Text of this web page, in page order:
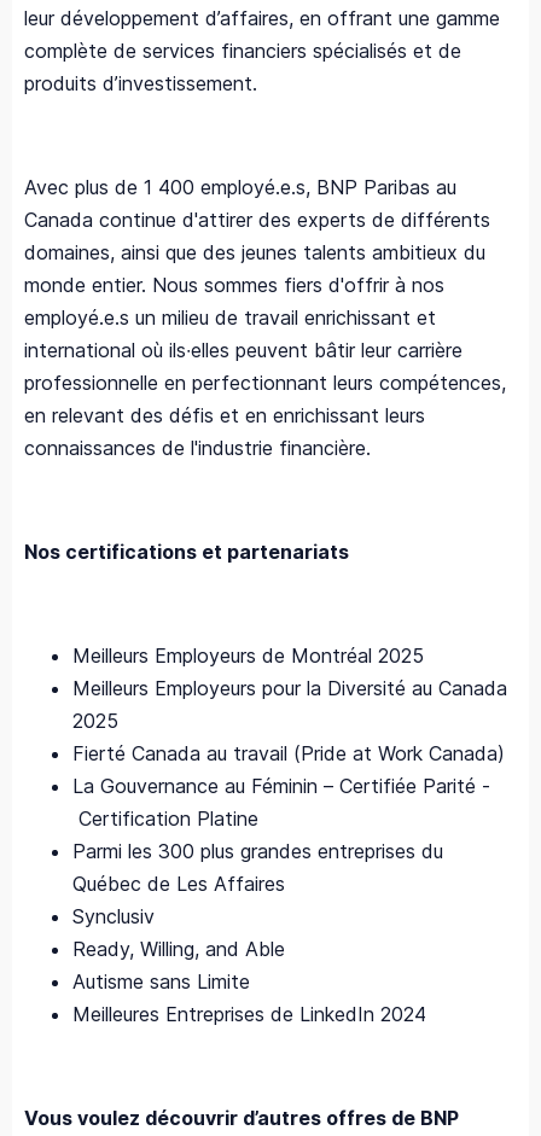
leur développement d’affaires, en offrant une gamme
complète de services financiers spécialisés et de
produits d’investissement.
Avec plus de 1 400 employé.e.s, BNP Paribas au
Canada continue d'attirer des experts de différents
domaines, ainsi que des jeunes talents ambitieux du
monde entier. Nous sommes fiers d'offrir à nos
employé.e.s un milieu de travail enrichissant et
international où ils∙elles peuvent bâtir leur carrière
professionnelle en perfectionnant leurs compétences,
en relevant des défis et en enrichissant leurs
connaissances de l'industrie financière.
Nos certifications et partenariats
Meilleurs Employeurs de Montréal 2025
Meilleurs Employeurs pour la Diversité au Canada
2025
Fierté Canada au travail (Pride at Work Canada)
La Gouvernance au Féminin – Certifiée Parité -
Certification Platine
Parmi les 300 plus grandes entreprises du
Québec de Les Affaires
Synclusiv
Ready, Willing, and Able
Autisme sans Limite
Meilleures Entreprises de LinkedIn 2024
Vous voulez découvrir d’autres offres de BNP